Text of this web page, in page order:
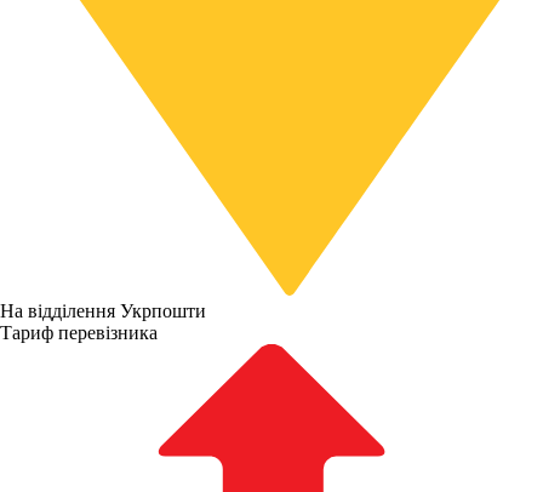
На відділення Укрпошти
Тариф перевізника